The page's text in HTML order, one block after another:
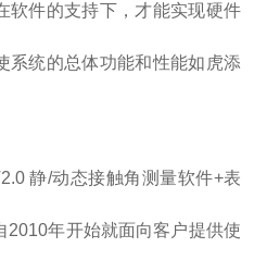
软件的支持下，才能实现硬件
系统的总体功能和性能如虎添
静/动态接触角测量软件+表
2010年开始就面向客户提供使